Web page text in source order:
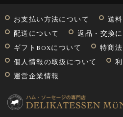
お支払い方法について
送
配送について
返品・交換
ギフトBOXについて
特商
個人情報の取扱について
運営企業情報